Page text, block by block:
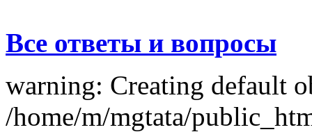
Все ответы и вопросы
warning: Creating default
/home/m/mgtata/